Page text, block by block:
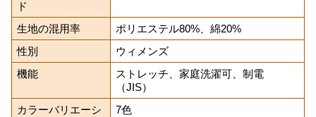
ド
生地の混用率
ポリエステル80%、綿20%
性別
ウィメンズ
機能
ストレッチ、家庭洗濯可、制電
（JIS）
カラーバリエーシ
7色